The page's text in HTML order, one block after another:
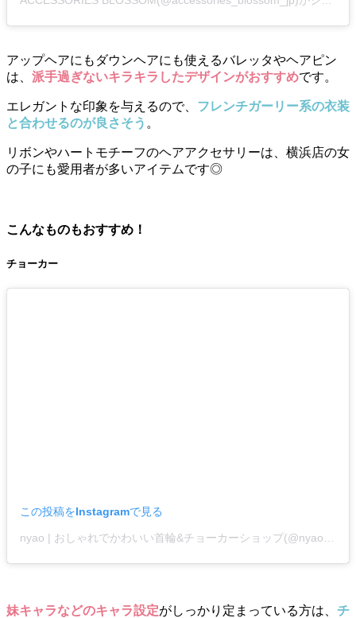
アップヘアにもダウンヘアにも使えるバレッタやヘアピン
は、 派手過ぎないキラキラしたデザインがおすすめです。
エレガントな印象を与えるので、 フレンチガーリー系の衣装
と合わせるのが良さそう 。
リボンやハートモチーフのヘアアクセサリーは、横浜店の女
の子にも愛用者が多いアイテムです◎
こんなものもおすすめ！
チョーカー
この投稿をInstagramで見る
妹キャラなどのキャラ設定がしっかり定まっている方は、 チ